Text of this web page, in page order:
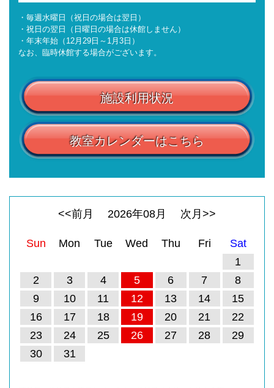
・毎週水曜日（祝日の場合は翌日）
・祝日の翌日（日曜日の場合は休館しません）
・年末年始（12月29日～1月3日）
なお、臨時休館する場合がございます。
施設利用状況
教室カレンダーはこちら
<<前月 2026年08月 次月>>
Sun Mon Tue Wed Thu Fri
Sat
1
2
3 4 5 6 7
8
9
10 11 12 13 14
15
16
17 18 19 20 21
22
23
24 25 26 27 28
29
30
31